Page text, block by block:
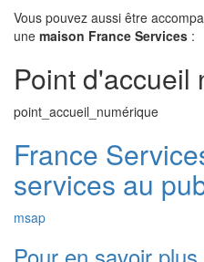
Vous pouvez aussi être
une maison France Services :
Point d'accueil
point_accueil_numérique
France
services au
msap